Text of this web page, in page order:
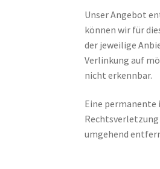
Unser Angebot
können wir für
der jeweilige
Verlinkung auf
nicht erkennbar.
Eine
umgehend